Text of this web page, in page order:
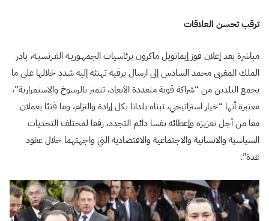
ترقب تحسن العلاقات
مباشرة بعد إعلان فوز إيمانويل ماكرون برئاسيات الجمهـوريـة الفـرنسيـة، بادر
الملك المغربي محمد السادس إلى ارسال برقية تهنئة إليه شدد خلالها على ما
يجمع البلدين من “شراكة قوية متعددة الأبعاد، تتميز بالرسوخ والاستمرارية”،
معتبرة أنها “خيار استراتيجي، تبناه بلدانا بكل إرادة والتزام، وما فتئا يعملان
معا من أجل تعزيزه وإعطائه نفسا دائم التجدد، رفعا لمختلف التحديات
السياسية والانسانية والاجتماعية والاقتصادية التي واجهتهما خلال عقود
عدة”.